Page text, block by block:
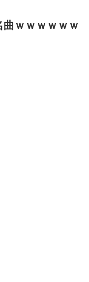
ｗｗｗｗｗｗ